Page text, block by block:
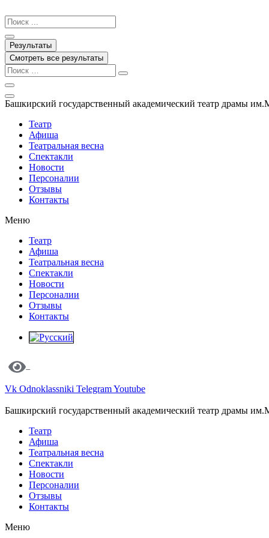
к
содержимому
Search
...
Результаты
Смотреть все результаты
Башкирский государственный академический театр драмы
Театр
Афиша
Театральная весна
Спектакли
Новости
Персоналии
Отзывы
Контакты
Меню
Театр
Афиша
Театральная весна
Спектакли
Новости
Персоналии
Отзывы
Контакты
Vk Odnoklassniki TelegramYoutube
Башкирский государственный академический театр драмы
Театр
Афиша
Театральная весна
Спектакли
Новости
Персоналии
Отзывы
Контакты
Меню